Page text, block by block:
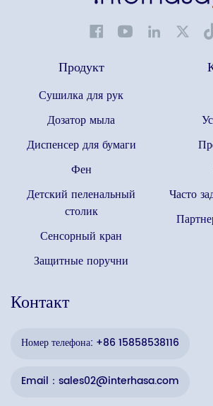
Продукт
Сушилка для рук
Дозатор мыла
Диспенсер для бумаги
Фен
Детский пеленальный
столик
Сенсорный кран
Защитные поручни
Часто
Контакт
Номер телефона: +86 15858538116
Email：sales02@interhasa.com